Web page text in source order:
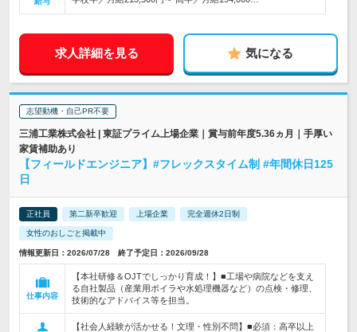
求人詳細を見る 気になる
志望動機・自己PR不要
三浦工業株式会社 | 東証プライム上場企業｜賞与前年度5.36ヵ月｜手厚い
家賃補助あり
【フィールドエンジニア】#フレックスタイム制 #年間休日125
日
正社員 第二新卒歓迎 上場企業 完全週休2日制
女性のおしごと掲載中
情報更新日：2026/07/28 終了予定日：2026/09/28
仕事内容
【本社研修＆OJTでしっかり育成！】■工場や病院などを支え
る自社製品（産業用ボイラや水処理機器など）の点検・修理、
技術的なアドバイス等を担当。
【社会人経験が活かせる！文理・性別不問】■必須：高卒以上